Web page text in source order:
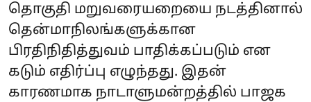
தொகுதி மறுவரையறையை நடத்தினால்
தென்மாநிலங்களுக்கான
பிரதிநிதித்துவம் பாதிக்கப்படும் என
கடும் எதிர்ப்பு எழுந்தது. இதன்
காரணமாக நாடாளுமன்றத்தில் பாஜக